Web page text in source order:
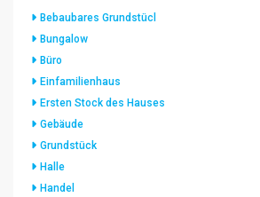
Bebaubares Grundstücl
Bungalow
Büro
Einfamilienhaus
Ersten Stock des Hauses
Gebäude
Grundstück
Halle
Handel